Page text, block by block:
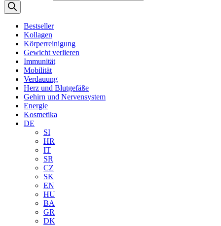
Bestseller
Kollagen
Körperreinigung
Gewicht verlieren
Immunität
Mobilität
Verdauung
Herz und Blutgefäße
Gehirn und Nervensystem
Energie
Kosmetika
DE
SI
HR
IT
SR
CZ
SK
EN
HU
BA
GR
DK